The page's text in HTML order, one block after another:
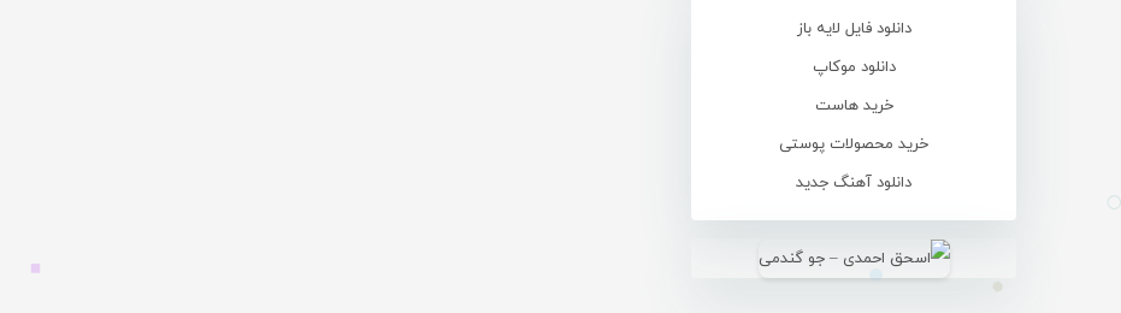
دانلود فایل لایه باز
دانلود موکاپ
خرید هاست
خرید محصولات پوستی
دانلود آهنگ جدید